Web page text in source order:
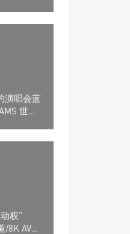
演唱会蓝
世界
权”
/8K AV放